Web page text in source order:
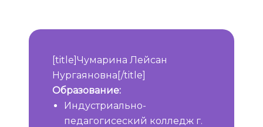
[title]Чумарина Лейсан
Нургаяновна[/title]
Образование:
Индустриально-
педагогисеский колледж г.